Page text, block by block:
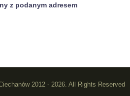
z podanym adresem
2012 - 2026. All Rights Reserved